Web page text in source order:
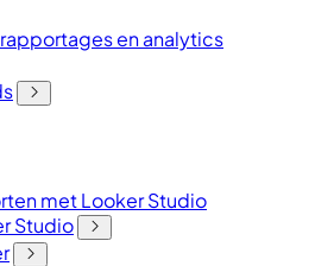
en analytics
met Looker Studio
Studio